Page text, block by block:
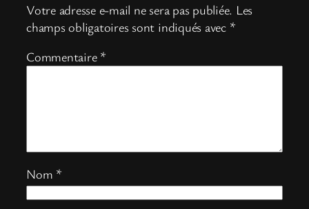
Votre adresse e-mail ne sera pas publiée. Les
champs obligatoires sont indiqués avec *
Commentaire *
Nom *